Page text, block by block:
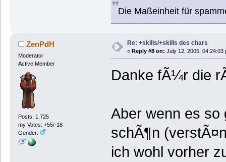
Die Maßeinheit für
ZenPdH
Moderator
Active Member
Posts: 1.725
my Votes: +55/-18
Gender:
Re: +skills/+skills des chars
« Reply #8 on: July 12, 2005, 04:24:03
Danke fÃ¼r die
Aber wenn es so
schÃ¶n
ich wohl vorher